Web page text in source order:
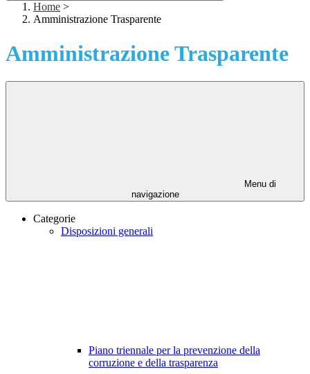
Home >
Amministrazione Trasparente
Amministrazione Trasparente
Menu di
navigazione
Categorie
Disposizioni generali
Piano triennale per la prevenzione della
corruzione e della trasparenza